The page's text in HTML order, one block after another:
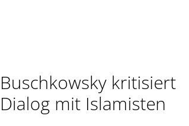
Buschkowsky kritisiert
Dialog mit Islamisten